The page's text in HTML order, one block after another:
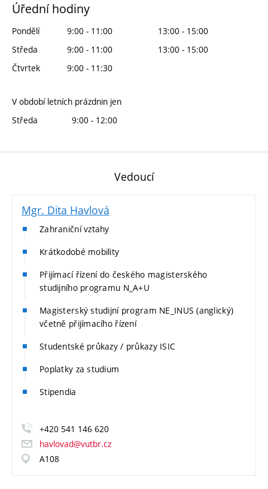
Úřední hodiny
Pondělí 9:00 - 11:00
13:00 - 15:00
Středa
9:00 - 11:00
13:00 - 15:00
Čtvrtek
9:00 - 11:30
V období letních prázdnin jen
Středa
9:00 - 12:00
Vedoucí
Mgr. Dita Havlová
Zahraniční vztahy
Krátkodobé mobility
Přijímací řízení do českého magisterského
studijního programu N_A+U
Magisterský studijní program NE_INUS (anglický)
včetně přijímacího řízení
Studentské průkazy / průkazy ISIC
Poplatky za studium
Stipendia
+420 541 146 620
havlovad@vutbr.cz
A108